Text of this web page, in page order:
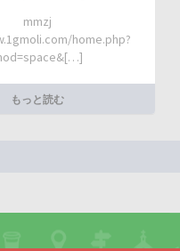
mmzj
home.php?
もっと読む